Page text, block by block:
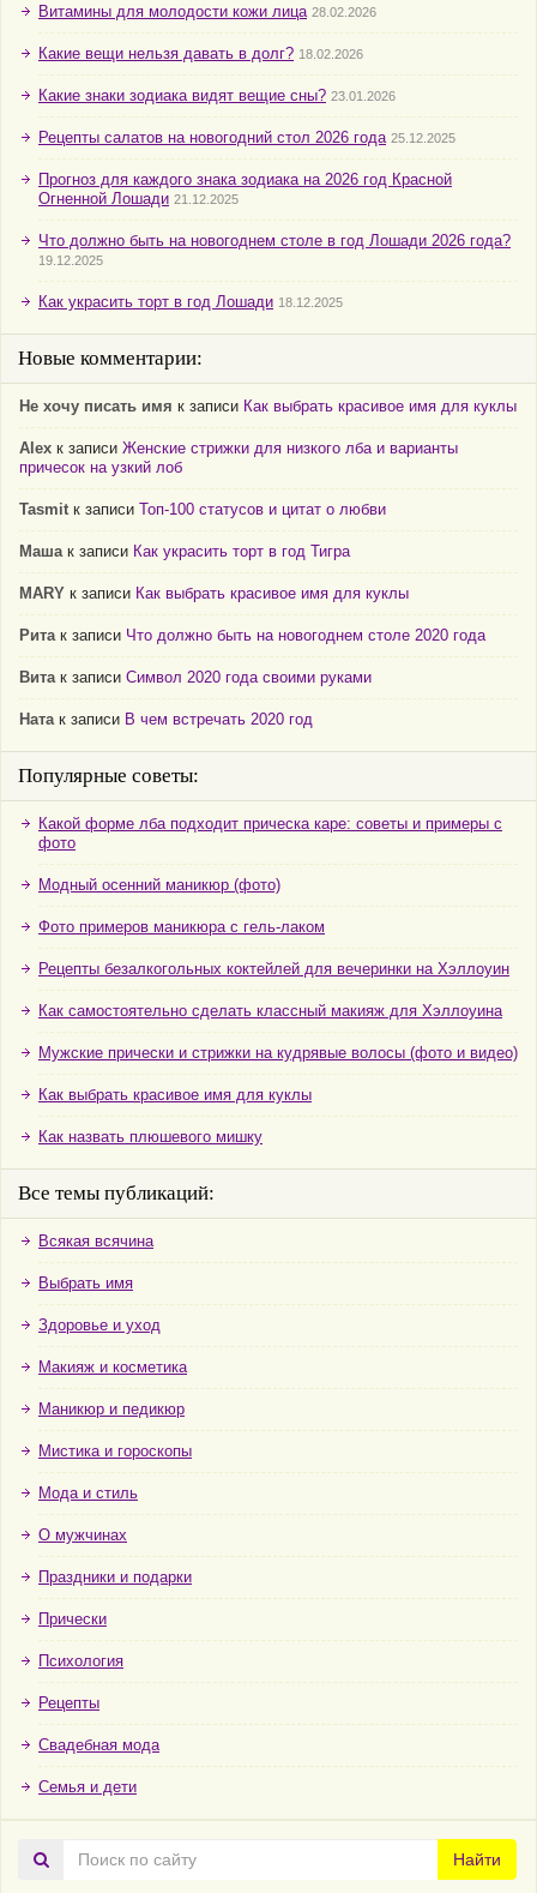
Витамины для молодости кожи лица 28.02.2026
Какие вещи нельзя давать в долг? 18.02.2026
Какие знаки зодиака видят вещие сны? 23.01.2026
Рецепты салатов на новогодний стол 2026 года 25.12.2025
Прогноз для каждого знака зодиака на 2026 год Красной
Огненной Лошади 21.12.2025
Что должно быть на новогоднем столе в год Лошади 2026 года?
19.12.2025
Как украсить торт в год Лошади 18.12.2025
Новые комментарии:
Не хочу писать имя к записи Как выбрать красивое имя для куклы
Alex к записи Женские стрижки для низкого лба и варианты
причесок на узкий лоб
Tasmit к записи Топ-100 статусов и цитат о любви
Машак записи Как украсить торт в год Тигра
MARY к записи Как выбрать красивое имя для куклы
Ритак записи Что должно быть на новогоднем столе 2020 года
Витак записи Символ 2020 года своими руками
Натак записи В чем встречать 2020 год
Популярные советы:
Какой форме лба подходит прическа каре: советы и примеры с
фото
Модный осенний маникюр (фото)
Фото примеров маникюра с гель-лаком
Рецепты безалкогольных коктейлей для вечеринки на Хэллоуин
Как самостоятельно сделать классный макияж для Хэллоуина
Мужские прически и стрижки на кудрявые волосы (фото и видео)
Как выбрать красивое имя для куклы
Как назвать плюшевого мишку
Все темы публикаций:
Всякая всячина
Выбрать имя
Здоровье и уход
Макияж и косметика
Маникюр и педикюр
Мистика и гороскопы
Мода и стиль
О мужчинах
Праздники и подарки
Прически
Психология
Рецепты
Свадебная мода
Семья и дети
Поиск
по
Найти